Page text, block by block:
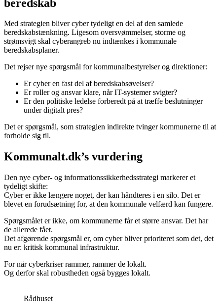
beredskab
Med strategien bliver cyber tydeligt en del af den samlede
beredskabstænkning. Ligesom oversvømmelser, storme og
strømsvigt skal cyberangreb nu indtænkes i kommunale
beredskabsplaner.
Det rejser nye spørgsmål for kommunalbestyrelser og direktioner:
Er cyber en fast del af beredskabsøvelser?
Er roller og ansvar klare, når IT-systemer svigter?
Er den politiske ledelse forberedt på at træffe beslutninger
under digitalt pres?
Det er spørgsmål, som strategien indirekte tvinger kommunerne til at
forholde sig til.
Kommunalt.dk’s vurdering
Den nye cyber- og informationssikkerhedsstrategi markerer et
tydeligt skifte:
Cyber er ikke længere noget, der kan håndteres i en silo. Det er
blevet en forudsætning for, at den kommunale velfærd kan fungere.
Spørgsmålet er ikke, om kommunerne får et større ansvar. Det har
de allerede fået.
Det afgørende spørgsmål er, om cyber bliver prioriteret som det, det
nu er: kritisk kommunal infrastruktur.
For når cyberkriser rammer, rammer de lokalt.
Og derfor skal robustheden også bygges lokalt.
Rådhuset